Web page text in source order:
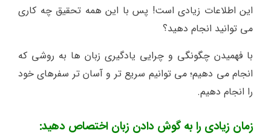
این اطلاعات زیادی است! پس با این همه تحقیق چه کاری
می توانید انجام دهید؟
با فهمیدن چگونگی و چرایی یادگیری زبان ها به روشی که
انجام می دهیم؛ می توانیم سریع تر و آسان تر سفرهای خود
را انجام دهیم.
زمان زیادی را به گوش دادن زبان اختصاص دهید: